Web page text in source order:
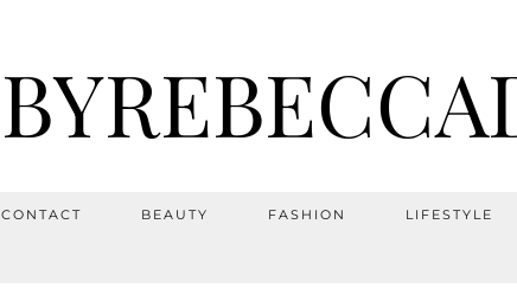
CONTACT BEAUTY FASHION LIFESTYLE